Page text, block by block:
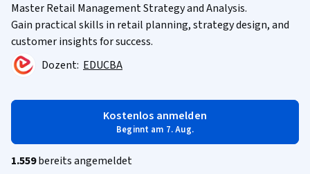
Master Retail Management Strategy and Analysis.
Gain practical skills in retail planning, strategy design, and
customer insights for success.
Dozent: EDUCBA
Kostenlos anmelden
Beginnt am 7. Aug.
1.559bereits angemeldet